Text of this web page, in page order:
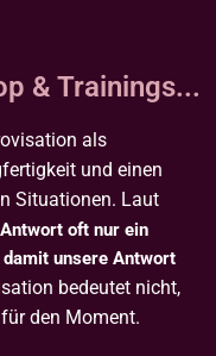
& Trainings...
als
und einen
Situationen. Laut
oft nur ein
unsere Antwort
bedeutet nicht,
für den Moment.